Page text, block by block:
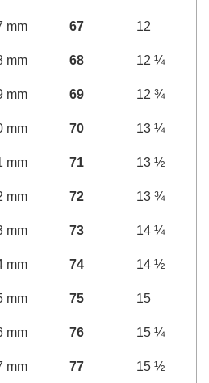
mm 67 12
mm 68 12 ¼
mm 69 12 ¾
mm 70 13 ¼
mm 71 13 ½
mm 72 13 ¾
mm 73 14 ¼
mm 74 14 ½
mm 75 15
mm 76 15 ¼
mm 77 15 ½